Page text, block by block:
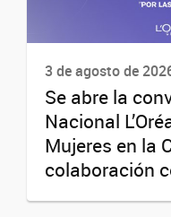
3 de agosto de
Se abre la
Nacional
Mujeres en la
colaboración